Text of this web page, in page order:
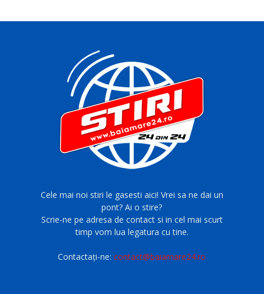
Cele mai noi stiri le gasesti aici! Vrei sa ne dai un
pont? Ai o stire?
Scrie-ne pe adresa de contact si in cel mai scurt
timp vom lua legatura cu tine.
Contactați-ne:contact@baiamare24.ro